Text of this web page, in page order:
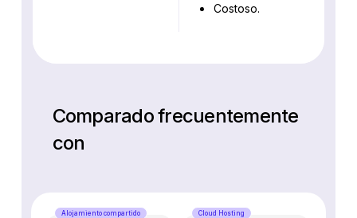
Costoso.
Comparado frecuentemente
con
Alojamiento compartido Cloud Hosting